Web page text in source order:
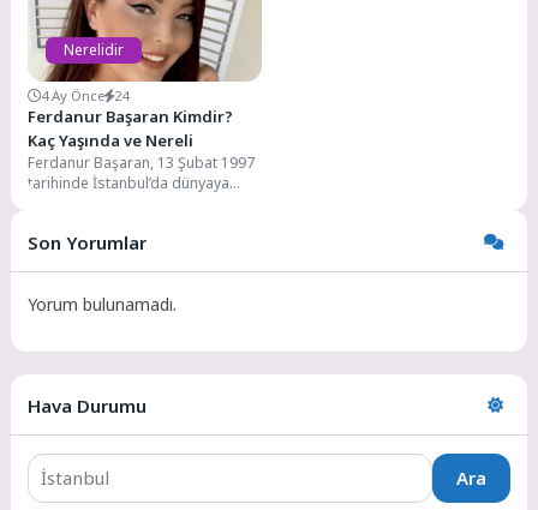
Nerelidir
4 Ay Önce 24
Ferdanur Başaran Kimdir?
Kaç Yaşında ve Nereli
Ferdanur Başaran, 13 Şubat 1997
tarihinde İstanbul’da dünyaya
Son Yorumlar
Yorum bulunamadı.
Hava Durumu
Ara